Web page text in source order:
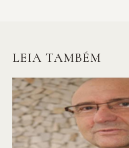
LEIA TAMBÉM